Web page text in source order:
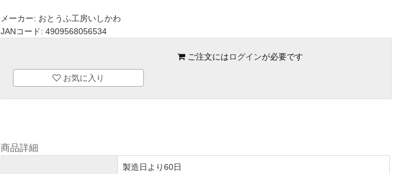
メーカー: おとうふ工房いしかわ
JANコード: 4909568056534
ご注文にはログインが必要です
お気に入り
商品詳細
製造日より60日